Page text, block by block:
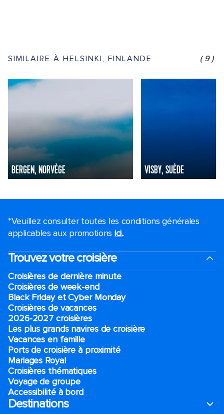
SIMILAIRE À HELSINKI, FINLANDE (9)
BERGEN, NORVÈGE VISBY, SUÈDE
*Veuillez consulter toutes les conditions générales
applicables aux promotions ici..
Trouvez votre croisière
Croisières de dernière minute
Croisières de week-end
Black Friday et Cyber Monday
Croisières de vacances
2026-2027 croisières
Les plus grands navires de croisière
Vacances en famille
Ports de croisière à proximité
Mariages Royal
Croisières thématiques
Voyage de groupe​
Accessibilité à bord​
Destinations